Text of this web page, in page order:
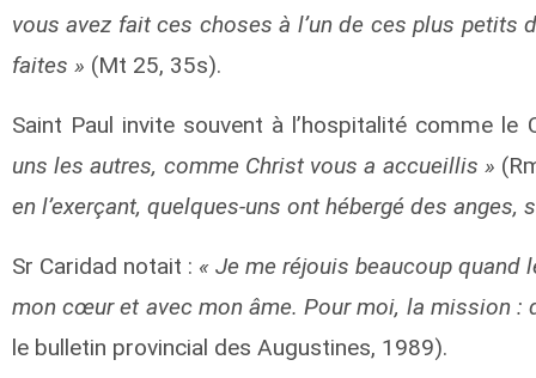
vous avez fait ces choses à l’un de ces plus petits
faites » (Mt 25, 35s).
Saint Paul invite souvent à l’hospitalité comme
uns les autres, comme Christ vous a accueillis »
en l’exerçant, quelques-uns ont hébergé des anges,
Sr Caridad notait : « Je me réjouis beaucoup quand
mon cœur et avec mon âme. Pour moi, la mission :
le bulletin provincial des Augustines, 1989).